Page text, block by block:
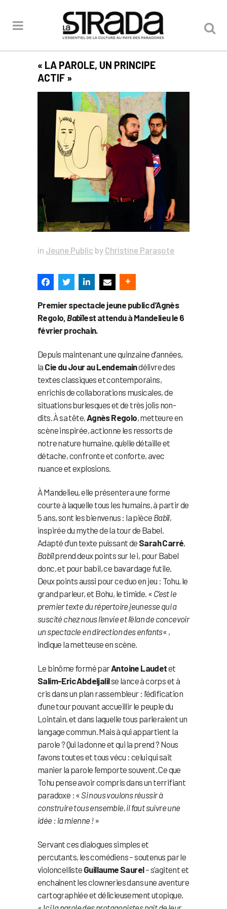
« LA PAROLE, UN PRINCIPE
ACTIF »
in Jeune Public by Christine Parasote
Premier spectacle jeune public d’Agnès
Regolo, Babïlest attendu à Mandelieu le 6
février prochain.
Depuis maintenant une quinzaine d’années,
la Cie du Jour au Lendemaindélivre des
textes classiques et contemporains,
enrichis de collaborations musicales, de
situations burlesques et de très jolis non-
dits. À sa tête, Agnès Regolo, metteure en
scène inspirée, actionne les ressorts de
notre nature humaine, qu’elle détaille et
détache, confronte et conforte, avec
nuance et explosions.
À Mandelieu, elle présentera une forme
courte à laquelle tous les humains, à partir de
5 ans, sont les bienvenus : la pièce Babïl,
inspirée du mythe de la tour de Babel.
Adapté d’un texte puissant de Sarah Carré,
Babïlprend deux points sur le i, pour Babel
donc, et pour babil, ce bavardage futile.
Deux points aussi pour ce duo en jeu : Tohu, le
grand parleur, et Bohu, le timide. « C’est le
premier texte du répertoire jeunesse qui a
suscité chez nous l’envie et l’élan de concevoir
un spectacle en direction des enfants« ,
indique la metteuse en scène.
Le binôme formé parAntoine Laudetet
Salim-Eric Abdeljalilse lance à corps et à
cris dans un plan rassembleur : l’édification
d’une tour pouvant accueillir le peuple du
Lointain, et dans laquelle tous parleraient un
langage commun. Mais à qui appartient la
parole ? Qui la donne et qui la prend ? Nous
l’avons toutes et tous vécu : celui qui sait
manier la parole l’emporte souvent. Ce que
Tohu pense avoir compris dans un terrifiant
paradoxe : « Si nous voulons réussir à
construire tous ensemble, il faut suivre une
idée : la mienne !»
Servant ces dialogues simples et
percutants, les comédiens – soutenus par le
violoncelliste Guillaume Saurel– s’agitent et
enchaînent les clowneries dans une aventure
cartographiée et délicieusement utopique.